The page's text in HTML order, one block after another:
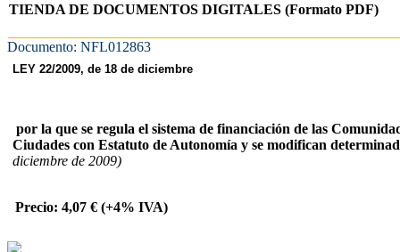
TIENDA DE DOCUMENTOS DIGITALES (Formato PDF)
Documento: NFL012863
LEY 22/2009, de 18 de diciembre
por la que se regula el sistema de financiación de las
Ciudades con Estatuto de Autonomía y se modifican
diciembre de 2009)
Precio: 4,07 € (+4% IVA)